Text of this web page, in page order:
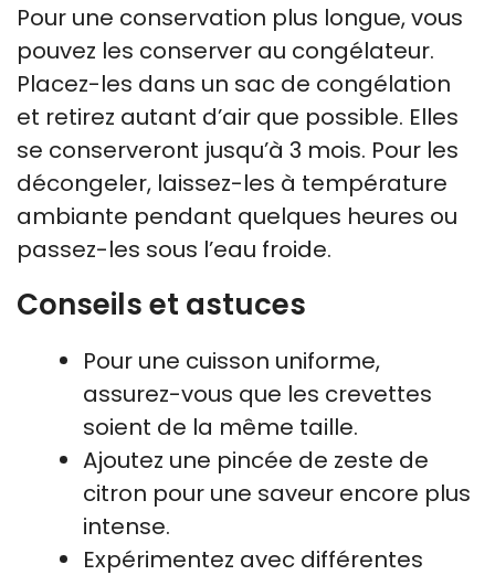
Pour une conservation plus longue, vous
pouvez les conserver au congélateur.
Placez-les dans un sac de congélation
et retirez autant d’air que possible. Elles
se conserveront jusqu’à 3 mois. Pour les
décongeler, laissez-les à température
ambiante pendant quelques heures ou
passez-les sous l’eau froide.
Conseils et astuces
Pour une cuisson uniforme,
assurez-vous que les crevettes
soient de la même taille.
Ajoutez une pincée de zeste de
citron pour une saveur encore plus
intense.
Expérimentez avec différentes